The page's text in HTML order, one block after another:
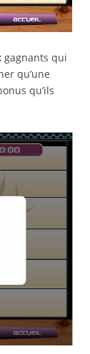
gagnants qui
qu’une
qu’ils